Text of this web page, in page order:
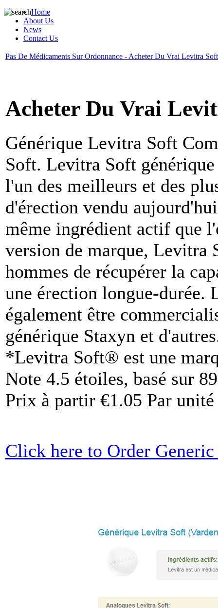
Home
About Us
News
Contact Us
Pas De Médicaments Sur Ordonnance - Acheter Du Vrai Levitra
Acheter Du Vrai
Générique Levitra Soft
Soft. Levitra Soft
l'un des meilleurs et des
d'érection vendu
même ingrédient actif que
version de marque, Levitra
hommes de récupérer la
une érection longue-durée.
également être
générique Staxyn et
*Levitra Soft® est une
Note 4.5 étoiles, basé sur 89
Prix à partir €1.05 Par unité
Click here to Order